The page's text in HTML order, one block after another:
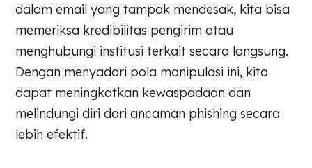
dalam email yang tampak mendesak, kita bisa
memeriksa kredibilitas pengirim atau
menghubungi institusi terkait secara langsung.
Dengan menyadari pola manipulasi ini, kita
dapat meningkatkan kewaspadaan dan
melindungi diri dari ancaman phishing secara
lebih efektif.